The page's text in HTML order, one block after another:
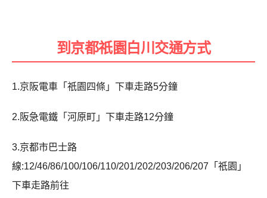
到京都祇園白川交通方式
1.京阪電車「祇園四條」下車走路5分鐘
2.阪急電鐵「河原町」下車走路12分鐘
3.京都市巴士路
線:12/46/86/100/106/110/201/202/203/206/207「祇園」
下車走路前往